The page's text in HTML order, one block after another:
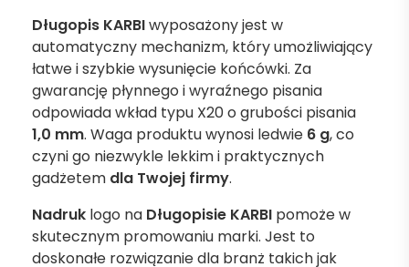
Długopis KARBIwyposażony jest w
automatyczny mechanizm, który umożliwiający
łatwe i szybkie wysunięcie końcówki. Za
gwarancję płynnego i wyraźnego pisania
odpowiada wkład typu X20 o grubości pisania
1,0 mm. Waga produktu wynosi ledwie 6 g, co
czyni go niezwykle lekkim i praktycznych
gadżetem dla Twojej firmy.
Nadruk logo na Długopisie KARBI pomoże w
skutecznym promowaniu marki. Jest to
doskonałe rozwiązanie dla branż takich jak